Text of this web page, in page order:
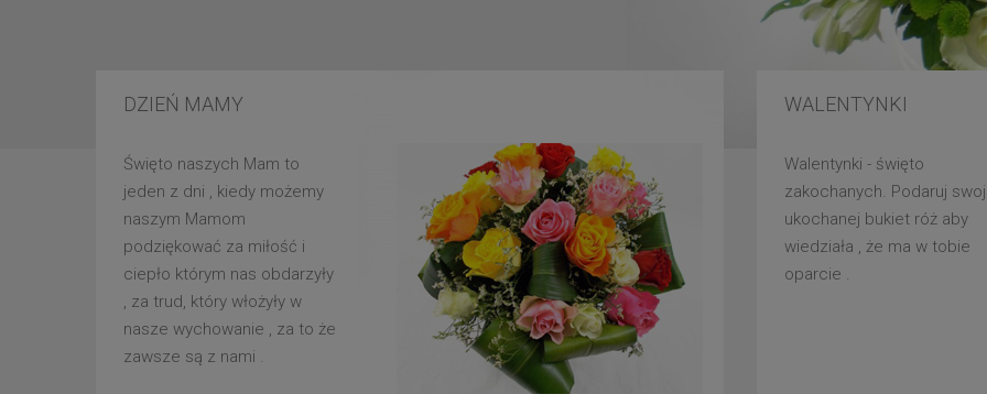
DZIEŃ MAMY
Święto naszych Mam to
jeden z dni , kiedy możemy
naszym Mamom
podziękować za miłość i
ciepło którym nas obdarzyły
, za trud, który włożyły w
nasze wychowanie , za to że
zawsze są z nami .
WALENTYNKI
Walentynki - święto
zakochanych. Podaruj
ukochanej bukiet róż aby
wiedziała , że ma w tobie
oparcie .